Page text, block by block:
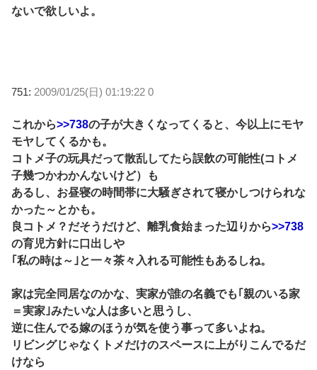
ないで欲しいよ。
751: 2009/01/25(日) 01:19:22 0
これから>>738の子が大きくなってくると、今以上にモヤ
モヤしてくるかも。
コトメ子の玩具だって散乱してたら誤飲の可能性(コトメ
子幾つかわかんないけど）も
あるし、お昼寝の時間帯に大騒ぎされて寝かしつけられな
かった～とかも。
良コトメ？だそうだけど、離乳食始まった辺りから>>738
の育児方針に口出しや
｢私の時は～｣と一々茶々入れる可能性もあるしね。
家は完全同居なのかな、実家が誰の名義でも｢親のいる家
＝実家｣みたいな人は多いと思うし、
逆に住んでる嫁のほうが気を使う事って多いよね。
リビングじゃなくトメだけのスペースに上がりこんでるだ
けなら